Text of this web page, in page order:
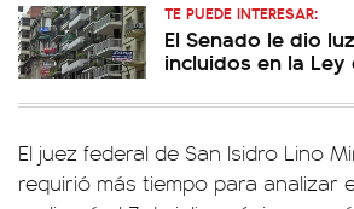
TE PUEDE INTERESAR:
El Senado le dio
incluidos en la Ley
El juez federal de San Isidro Lino
requirió más tiempo para analizar